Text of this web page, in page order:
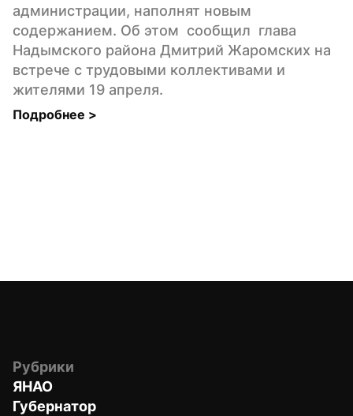
администрации, наполнят новым
содержанием. Об этом  сообщил  глава
Надымского района Дмитрий Жаромских на
встрече с трудовыми коллективами и
жителями 19 апреля.
Подробнее >
Рубрики
ЯНАО
Губернатор